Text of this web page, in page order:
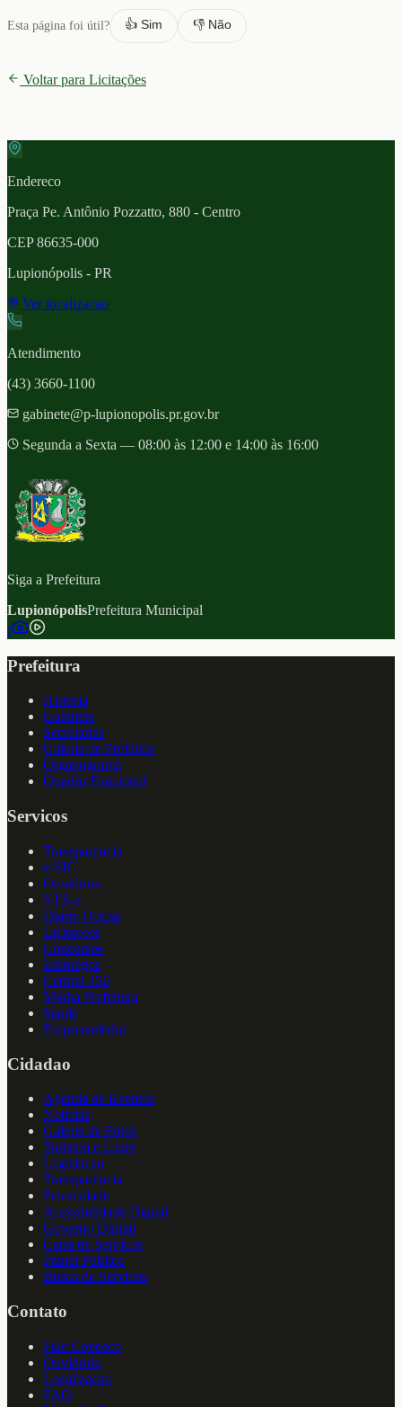
Esta página foi útil? 👍 Sim 👎 Não
Voltar para Licitações
Endereco
Praça Pe. Antônio Pozzatto, 880 - Centro
CEP86635-000
Lupionópolis - PR
Ver localizacao
Atendimento
(43) 3660-1100
gabinete@p-lupionopolis.pr.gov.br
Segunda a Sexta — 08:00 às 12:00 e 14:00 às 16:00
Siga a Prefeitura
LupionópolisPrefeitura Municipal
f
Prefeitura
Historia
Gabinete
Secretarias
Galeria de Prefeitos
Organograma
Quadro Funcional
Servicos
Transparencia
e-SIC
Ouvidoria
NFS-e
Diario Oficial
Licitacoes
Concursos
Empregos
Central 156
Minha Prefeitura
Saude
Empreendedor
Cidadao
Agenda de Eventos
Noticias
Galeria de Fotos
Turismo e Lazer
Legislacao
Transparencia
Privacidade
Acessibilidade Digital
Governo Digital
Carta de Servicos
Painel Publico
Busca de Servicos
Contato
Fale Conosco
Ouvidoria
Localizacao
FAQ